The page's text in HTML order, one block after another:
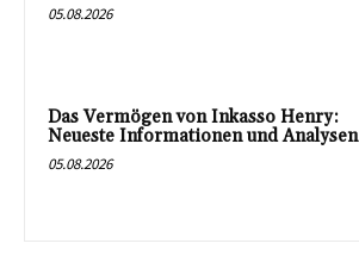
05.08.2026
Das Vermögen von Inkasso Henry:
Neueste Informationen und Analysen
05.08.2026